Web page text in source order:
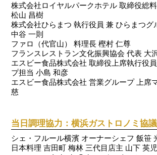
株式会社ロイヤルパークホテル 取締役総
松山 昌樹
株式会社ひらまつ 執行役員 兼 ひらまつグ
中谷 一則
ファロ（代官山） 料理長 樫村 仁尊
フランスレストラン文化振興協会 代表 大
エスビー食品株式会社 取締役上席執行役
プ担当 小島 和彦
エスビー食品株式会社 営業グループ 上席
慈
当日調理協力：横浜ガストロノミ
シェ・フルール横濱 オーナーシェフ 飯笹
日本料理 吉田町 梅林 三代目店主 山下 英児